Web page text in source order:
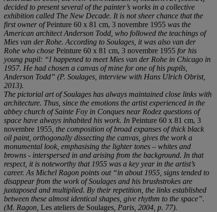
decided to present several of the painter’s works in a collective
exhibition called The New Decade. It is not sheer chance that the
first owner ofPeinture 60 x 81 cm, 3 novembre 1955 was the
American architect Anderson Todd, who followed the teachings of
Mies van der Rohe. According to Soulages, it was also van der
Rohe who chose Peinture 60 x 81 cm, 3 novembre 1955 for his
young pupil: “I happened to meet Mies van der Rohe in Chicago in
1957. He had chosen a canvas of mine for one of his pupils,
Anderson Todd” (P. Soulages, interview with Hans Ulrich Obrist,
2013).
The pictorial art of Soulages has always maintained close links with
architecture. Thus, since the emotions the artist experienced in the
abbey church of Sainte Foy in Conques near Rodez questions of
space have always inhabited his work. In Peinture 60 x 81 cm, 3
novembre 1955 , the composition of broad expanses of thick black
oil paint, orthogonally dissecting the canvas, gives the work a
monumental look, emphasising the lighter tones – whites and
browns - interspersed in and arising from the background. In that
respect, it is noteworthy that 1955 was a key year in the artist’s
career. As Michel Ragon points out “in about 1955, signs tended to
disappear from the work of Soulages and his brushstrokes are
juxtaposed and multiplied. By their repetition, the links established
between these almost identical shapes, give rhythm to the space”.
(M. Ragon, Les ateliers de Soulages , Paris, 2004, p. 77).